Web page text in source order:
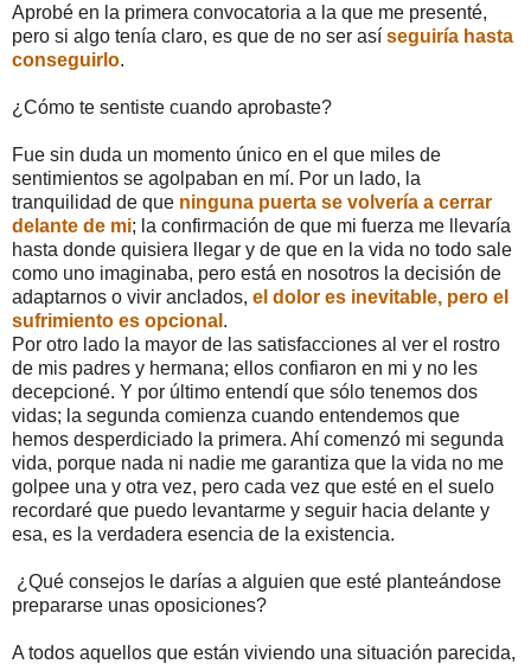
Aprobé en la primera convocatoria a la que me presenté,
pero si algo tenía claro, es que de no ser así seguiría hasta
conseguirlo.
¿Cómo te sentiste cuando aprobaste?
Fue sin duda un momento único en el que miles de
sentimientos se agolpaban en mí. Por un lado, la
tranquilidad de que ninguna puerta se volvería a cerrar
delante de mi; la confirmación de que mi fuerza me llevaría
hasta donde quisiera llegar y de que en la vida no todo sale
como uno imaginaba, pero está en nosotros la decisión de
adaptarnos o vivir anclados, el dolor es inevitable, pero el
sufrimiento es opcional .
Por otro lado la mayor de las satisfacciones al ver el rostro
de mis padres y hermana; ellos confiaron en mi y no les
decepcioné. Y por último entendí que sólo tenemos dos
vidas; la segunda comienza cuando entendemos que
hemos desperdiciado la primera. Ahí comenzó mi segunda
vida, porque nada ni nadie me garantiza que la vida no me
golpee una y otra vez, pero cada vez que esté en el suelo
recordaré que puedo levantarme y seguir hacia delante y
esa, es la verdadera esencia de la existencia.
¿Qué consejos le darías a alguien que esté planteándose
prepararse unas oposiciones?
A todos aquellos que están viviendo una situación parecida,